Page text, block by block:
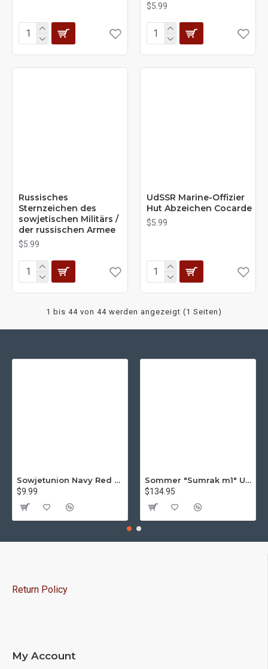
$5.99
Russisches
Sternzeichen des
sowjetischen Militärs /
der russischen Armee
$5.99
UdSSR Marine-Offizier
Hut Abzeichen Cocarde
$5.99
1 bis 44 von 44 werden angezeigt (1 Seiten)
Sowjetunion Navy Red Army Parade Schulterklappen russischen Schulterklappen
$9.99
Sommer "Sumrak m1" Uniform Sniper taktischer Tarnanzug "Partizan" Tarnung Professionelle Airsoft-Ausrüstung Sumrak-Anzug
$134.95
Return Policy
My Account